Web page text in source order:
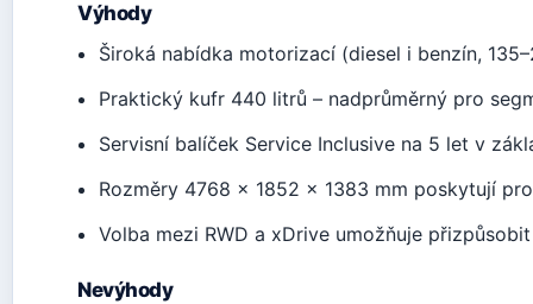
Výhody
Široká nabídka motorizací (diesel i benzín,
Praktický kufr 440 litrů – nadprůměrný pro
Servisní balíček Service Inclusive na 5 let v
Rozměry 4768 × 1852 × 1383 mm poskytují
Volba mezi RWD a xDrive umožňuje
Nevýhody